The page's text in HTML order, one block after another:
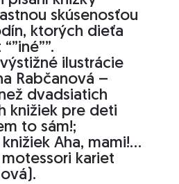
skúsenosťou
ktorých dieťa
ilustrácie
Rabčanová –
dvadsiatich
knižiek pre deti
to sám!;
Aha, mami!…
kariet